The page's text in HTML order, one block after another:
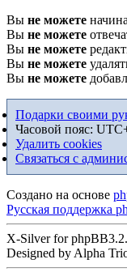
Вы не можете
Вы не можете
Вы не можете
Вы не можете
Вы не можете
Подарки своими
Часовой пояс:
Удалить cookies
Связаться с
Создано на основе
Русская поддержка
X-Silver for
Designed by Alpha